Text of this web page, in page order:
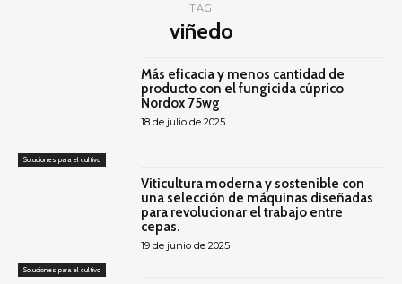
TAG
viñedo
Soluciones para el cultivo
Más eficacia y menos cantidad de
producto con el fungicida cúprico
Nordox 75wg
18 de julio de 2025
Soluciones para el cultivo
Viticultura moderna y sostenible con
una selección de máquinas diseñadas
para revolucionar el trabajo entre
cepas.
19 de junio de 2025